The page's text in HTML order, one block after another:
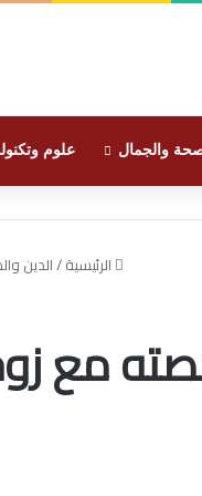
والجمال علوم
الرئيسية/الدين
مع